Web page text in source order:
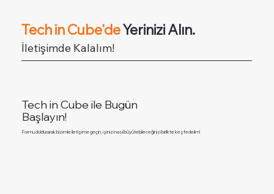
Tech in Cube'deYerinizi Alın.
İletişimde Kalalım!
Tech in Cube ile Bugün
Başlayın!
Formu doldurarak bizimle iletişime geçin, işinizi nasıl büyütebileceğinizi birlikte keşfedelim!